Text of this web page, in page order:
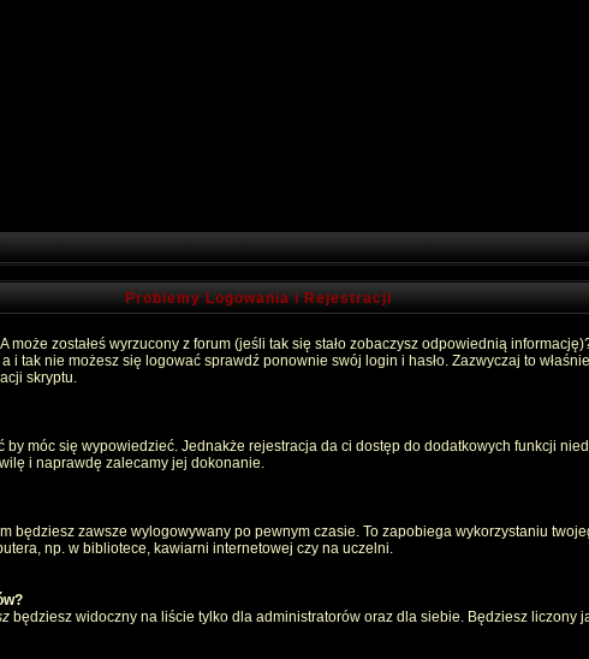
Problemy Logowania i Rejestracji
zostałeś wyrzucony z forum (jeśli tak się stało zobaczysz odpowiednią
tak nie możesz się logować sprawdź ponownie swój login i hasło. Zazwyczaj to
skryptu.
móc się wypowiedzieć. Jednakże rejestracja da ci dostęp do dodatkowych funkcji
i naprawdę zalecamy jej dokonanie.
będziesz zawsze wylogowywany po pewnym czasie. To zapobiega wykorzystaniu
np. w bibliotece, kawiarni internetowej czy na uczelni.
będziesz widoczny na liście tylko dla administratorów oraz dla siebie. Będziesz liczony